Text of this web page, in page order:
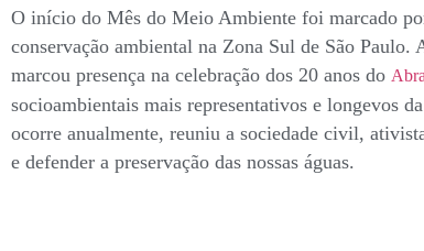
O início do Mês do Meio Ambiente foi marcado
conservação ambiental na Zona Sul de São Paulo.
marcou presença na celebração dos 20 anos do
socioambientais mais representativos e longevos
ocorre anualmente, reuniu a sociedade civil,
e defender a preservação das nossas águas.